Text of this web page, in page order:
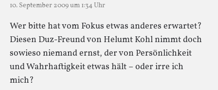
10. September 2009 um 1:34 Uhr
Wer bitte hat vom Fokus etwas anderes erwartet?
Diesen Duz-Freund von Helumt Kohl nimmt doch
sowieso niemand ernst, der von Persönlichkeit
und Wahrhaftigkeit etwas hält – oder irre ich
mich?